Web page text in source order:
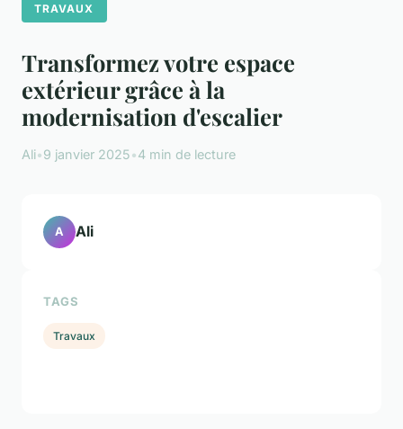
TRAVAUX
Transformez votre espace
extérieur grâce à la
modernisation d'escalier
Ali•9 janvier 2025•4 min de lecture
A Ali
TAGS
Travaux